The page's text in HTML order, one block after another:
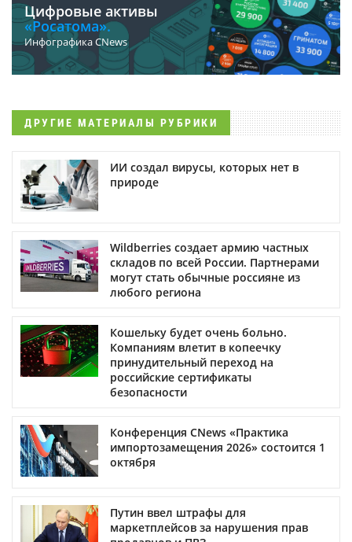
Цифровые активы
«Росатома».
Инфографика CNews
ДРУГИЕ МАТЕРИАЛЫ РУБРИКИ
ИИ создал вирусы, которых нет в
природе
Wildberries создает армию частных
складов по всей России. Партнерами
могут стать обычные россияне из
любого региона
Кошельку будет очень больно.
Компаниям влетит в копеечку
принудительный переход на
российские сертификаты
безопасности
Конференция CNews «Практика
импортозамещения 2026» состоится 1
октября
Путин ввел штрафы для
маркетплейсов за нарушения прав